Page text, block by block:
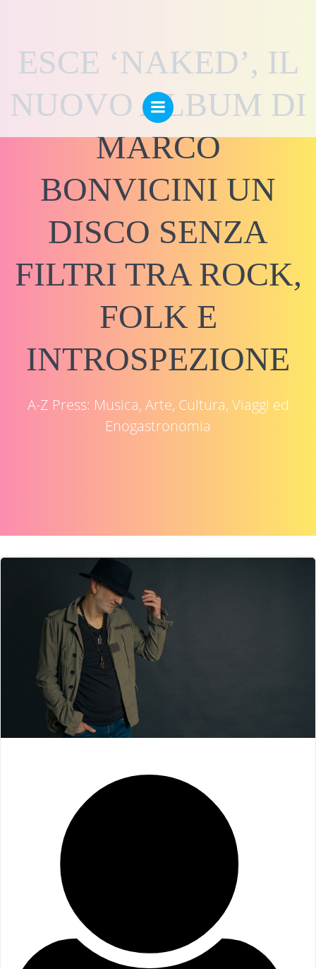
ESCE ‘NAKED’, IL
NUOVO ALBUM DI
MARCO
BONVICINI UN
DISCO SENZA
FILTRI TRA ROCK,
FOLK E
INTROSPEZIONE
A-Z Press: Musica, Arte, Cultura, Viaggi ed
Enogastronomia